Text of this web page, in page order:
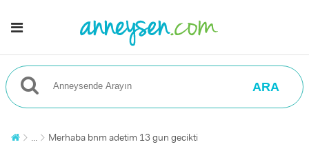
ARA
... Merhaba bnm adetim 13 gun gecikti